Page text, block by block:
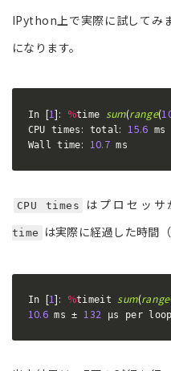
IPython上で実際に試してみま
になります。
In [1]: %time sum(range(
CPU times : total: 15.6 ms
Wall time: 10.7 ms
CPU times はプロセッサ
time は実際に経過した時間
In [1]: %timeit sum(range
10.6 ms ± 132 μs per